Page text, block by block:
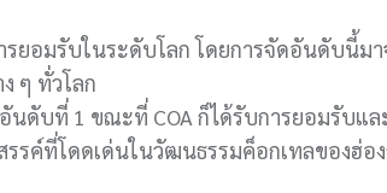
รยอมรับในระดับโลก โดยการจัดอันดับนี้
ๆ ทั่วโลก
นดับที่ 1 ขณะที่ COA ก็ได้รับการยอมรับ
รรค์ที่โดดเด่นในวัฒนธรรมค็อกเทลของฮ่อ